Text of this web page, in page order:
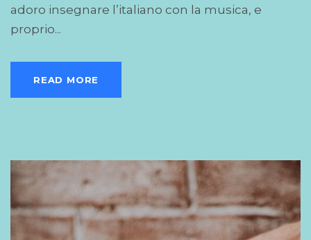
adoro insegnare l’italiano con la musica, e
proprio...
READ MORE